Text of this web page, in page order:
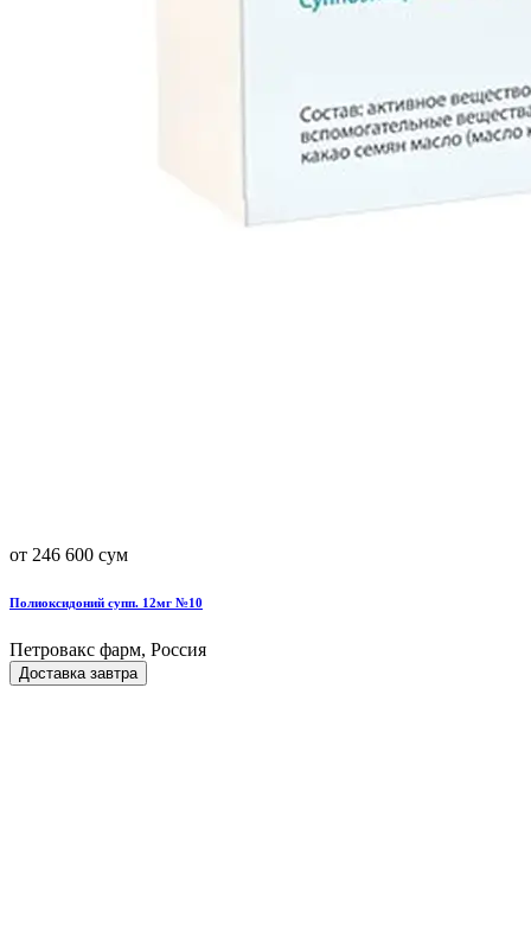
от 246 600 сум
Полиоксидоний супп. 12мг №10
Петровакс фарм, Россия
Доставка завтра